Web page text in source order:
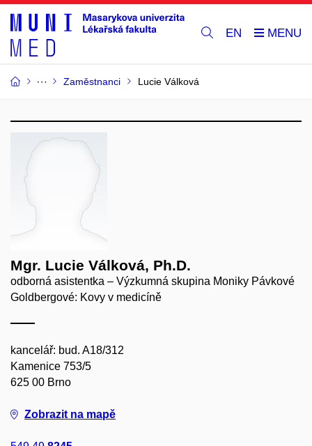
EN
Zaměstnanci Lucie Válková
Mgr. Lucie Válková, Ph.D.
odborná asistentka – Výzkumná skupina Moniky Pávkové
Goldbergové: Kovy v medicíně
kancelář: bud. A18/312
Kamenice 753/5
625 00 Brno
Zobrazit na mapě